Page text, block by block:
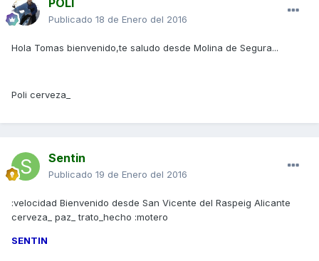
POLI
Publicado 18 de Enero del 2016
Hola Tomas bienvenido,te saludo desde Molina de Segura...
Poli cerveza_
Sentin
Publicado 19 de Enero del 2016
:velocidad Bienvenido desde San Vicente del Raspeig Alicante
cerveza_ paz_ trato_hecho :motero
SENTIN